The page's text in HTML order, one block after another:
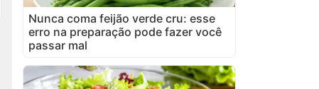
Nunca coma feijão verde cru: esse
erro na preparação pode fazer você
passar mal